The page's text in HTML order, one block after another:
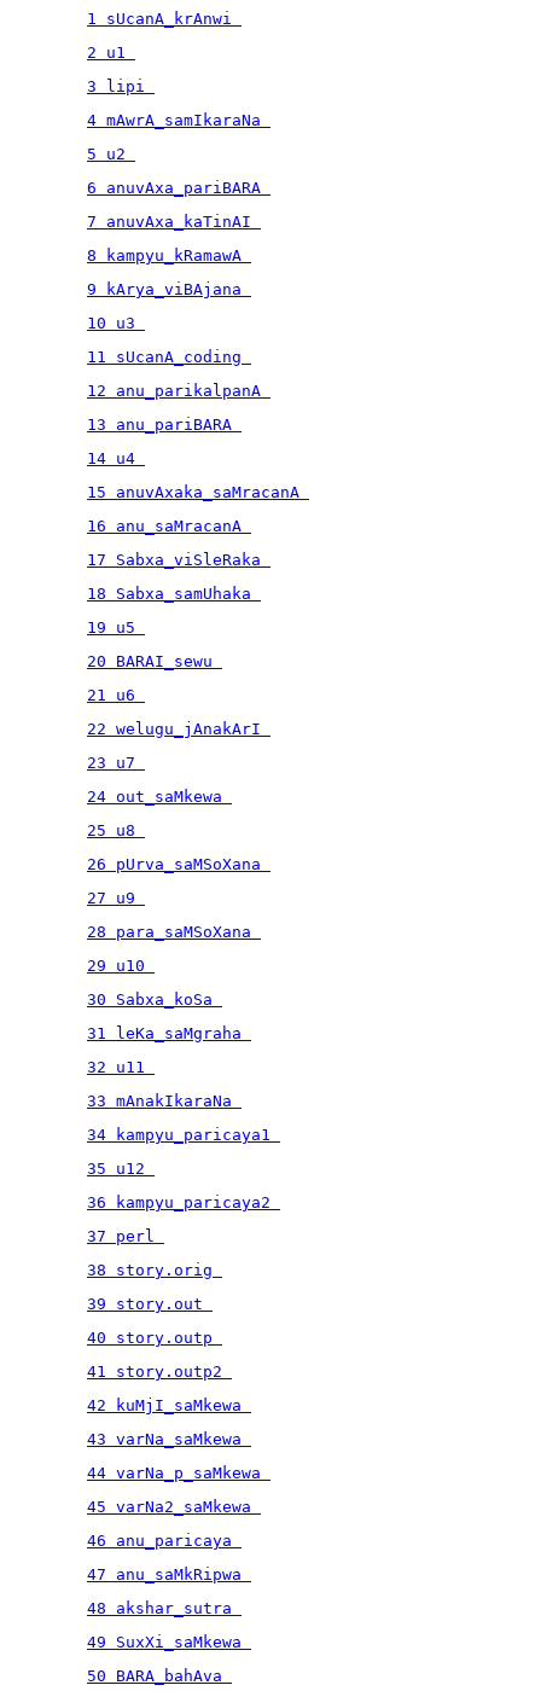
1 sUcanA_krAnwi
2 u1
3 lipi
4 mAwrA_samIkaraNa
5 u2
6 anuvAxa_pariBARA
7 anuvAxa_kaTinAI
8 kampyu_kRamawA
9 kArya_viBAjana
10 u3
11 sUcanA_coding
12 anu_parikalpanA
13 anu_pariBARA
14 u4
15 anuvAxaka_saMracanA
16 anu_saMracanA
17 Sabxa_viSleRaka
18 Sabxa_samUhaka
19 u5
20 BARAI_sewu
21 u6
22 welugu_jAnakArI
23 u7
24 out_saMkewa
25 u8
26 pUrva_saMSoXana
27 u9
28 para_saMSoXana
29 u10
30 Sabxa_koSa
31 leKa_saMgraha
32 u11
33 mAnakIkaraNa
34 kampyu_paricaya1
35 u12
36 kampyu_paricaya2
37 perl
38 story.orig
39 story.out
40 story.outp
41 story.outp2
42 kuMjI_saMkewa
43 varNa_saMkewa
44 varNa_p_saMkewa
45 varNa2_saMkewa
46 anu_paricaya
47 anu_saMkRipwa
48 akshar_sutra
49 SuxXi_saMkewa
50 BARA_bahAva